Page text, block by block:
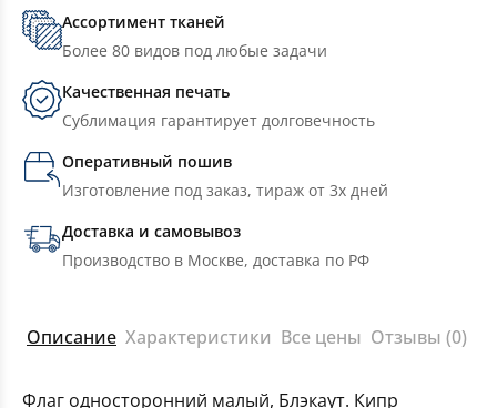
Ассортимент тканей
Более 80 видов под любые задачи
Качественная печать
Сублимация гарантирует долговечность
Оперативный пошив
Изготовление под заказ, тираж от 3х дней
Доставка и самовывоз
Производство в Москве, доставка по РФ
Описание Характеристики Все цены Отзывы (0)
Флаг односторонний малый, Блэкаут. Кипр